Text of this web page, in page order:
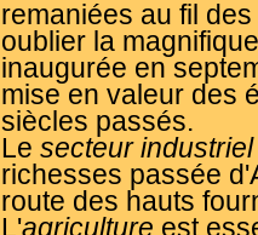
remaniées au fil
oublier la
inaugurée en
mise en valeur des
siècles passés.
Le secteur industriel
richesses passée
route des hauts
L'agriculture est